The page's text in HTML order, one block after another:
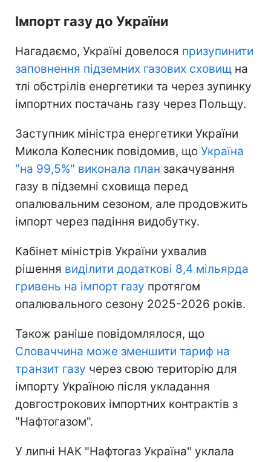
Імпорт газу до України
Нагадаємо, Україні довелося призупинити
заповнення підземних газових сховищ на
тлі обстрілів енергетики та через зупинку
імпортних постачань газу через Польщу.
Заступник міністра енергетики України
Микола Колесник повідомив, що Україна
"на 99,5%" виконала план закачування
газу в підземні сховища перед
опалювальним сезоном, але продовжить
імпорт через падіння видобутку.
Кабінет міністрів України ухвалив
рішення виділити додаткові 8,4 мільярда
гривень на імпорт газу протягом
опалювального сезону 2025-2026 років.
Також раніше повідомлялося, що
Словаччина може зменшити тариф на
транзит газу через свою територію для
імпорту Україною після укладання
довгострокових імпортних контрактів з
"Нафтогазом".
У липні НАК "Нафтогаз Україна" уклала